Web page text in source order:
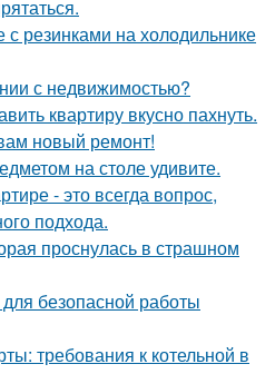
резинками на холодильнике
с недвижимостью?
квартиру вкусно пахнуть.
новый ремонт!
на столе удивите.
- это всегда вопрос,
подхода.
проснулась в страшном
безопасной работы
требования к котельной в